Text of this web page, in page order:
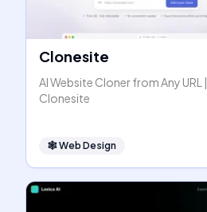
Clonesite
AI Website Cloner from Any URL |
Clonesite
🕸Web Design